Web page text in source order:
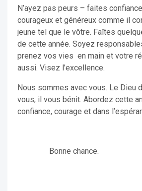
N’ayez pas peurs – faites
courageux et généreux comme il
jeune tel que le vôtre. Faîtes
de cette année. Soyez
prenez vos vies en main et votre
aussi. Visez l’excellence.
Nous sommes avec vous. Le Dieu
vous, il vous bénit. Abordez cette
confiance, courage et dans
Bonne chance.